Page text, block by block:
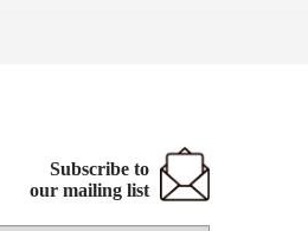
Subscribe to
our mailing list